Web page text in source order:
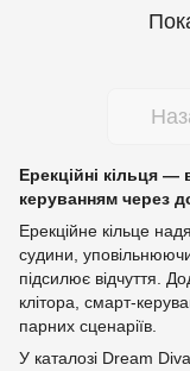
Ерекційні кільця
керуванням через
Ерекційне кільце
судини,
підсилює відчуття.
клітора, смарт-
парних сценаріїв.
У каталозі Dream